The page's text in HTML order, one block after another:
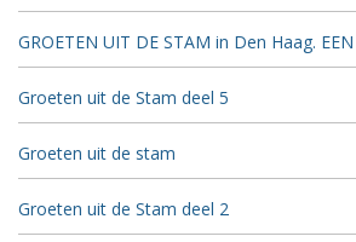
GROETEN UIT DE STAM in Den Haag.
Groeten uit de Stam deel 5
Groeten uit de stam
Groeten uit de Stam deel 2